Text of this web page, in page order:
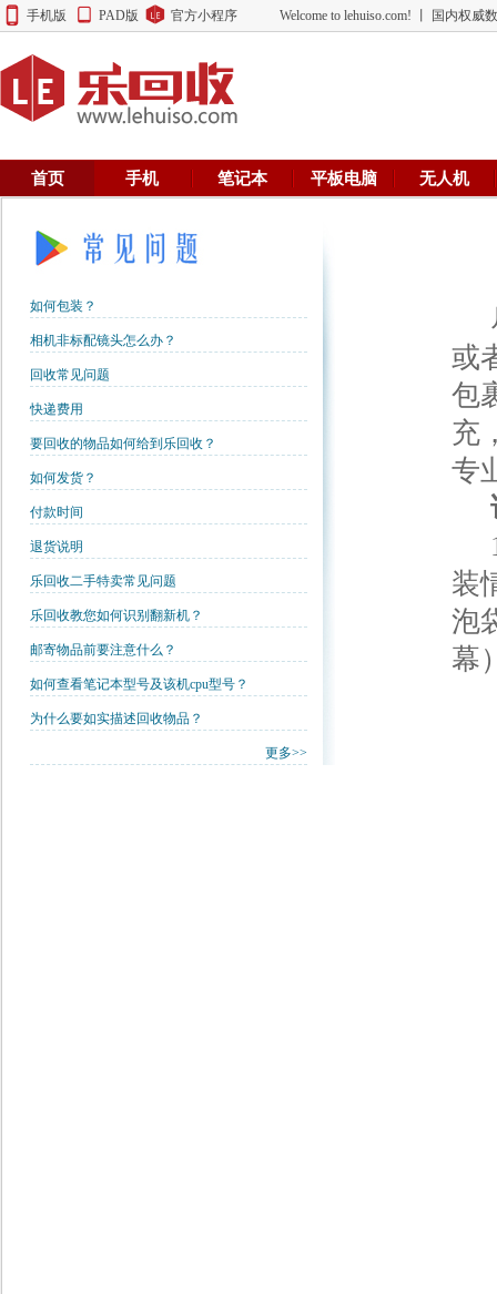
手机版 PAD版 官方小程序 Welcome to lehuiso.com! 丨 国内权威
首页 手机 笔记本 平板电脑 无人机
如何包装？
相机非标配镜头怎么办？
回收常见问题
快递费用
要回收的物品如何给到乐回收？
如何发货？
付款时间
退货说明
乐回收二手特卖常见问题
乐回收教您如何识别翻新机？
邮寄物品前要注意什么？
如何查看笔记本型号及该机cpu型号？
为什么要如实描述回收物品？
更多>>
或
包
充
专
1
装
泡
幕